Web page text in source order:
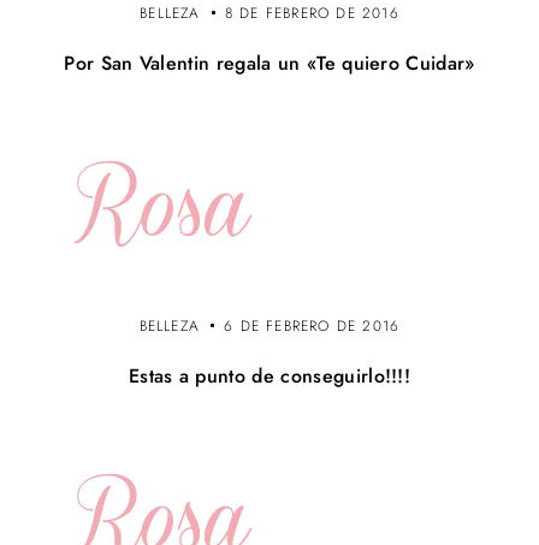
BELLEZA 8 DE FEBRERO DE 2016
Por San Valentin regala un «Te quiero Cuidar»
BELLEZA 6 DE FEBRERO DE 2016
Estas a punto de conseguirlo!!!!